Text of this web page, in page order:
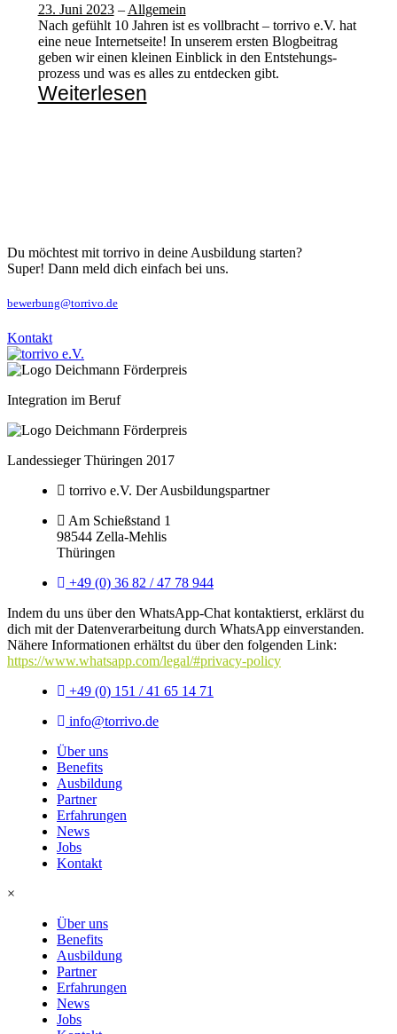
23. Juni 2023 – Allgemein
Nach gefühlt 10 Jahren ist es vollbracht – torrivo e.V. hat
eine neue Internetseite! In unserem ersten Blogbeitrag
geben wir einen kleinen Einblick in den Entstehungs­
prozess und was es alles zu entdecken gibt.
Weiterlesen
Du möchtest mit torrivo in deine Ausbildung starten?
Super! Dann meld dich einfach bei uns.
bewerbung@torrivo.de
Kontakt
Integration im Beruf
Landessieger Thüringen 2017
torrivo e.V. Der Ausbildungspartner
Am Schießstand 1
98544 Zella-Mehlis
Thüringen
+49 (0) 36 82 / 47 78 944
Indem du uns über den WhatsApp-Chat kontaktierst, erklärst du
dich mit der Datenverarbeitung durch WhatsApp einverstanden.
Nähere Informationen erhältst du über den folgenden Link:
https://www.whatsapp.com/legal/#privacy-policy
+49 (0) 151 / 41 65 14 71
info@torrivo.de
Über uns
Benefits
Ausbildung
Partner
Erfahrungen
News
Jobs
Kontakt
×
Über uns
Benefits
Ausbildung
Partner
Erfahrungen
News
Jobs